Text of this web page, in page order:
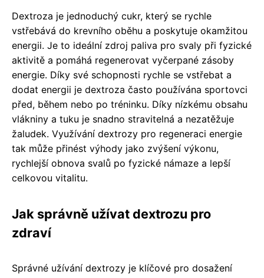
Dextroza je jednoduchý cukr, který se rychle
vstřebává do krevního oběhu a poskytuje okamžitou
energii. Je to ideální zdroj paliva pro svaly při fyzické
aktivitě a pomáhá regenerovat vyčerpané zásoby
energie. Díky své schopnosti rychle se vstřebat a
dodat energii je dextroza často používána sportovci
před, během nebo po tréninku. Díky nízkému obsahu
vlákniny a tuku je snadno stravitelná a nezatěžuje
žaludek. Využívání dextrozy pro regeneraci energie
tak může přinést výhody jako zvýšení výkonu,
rychlejší obnova svalů po fyzické námaze a lepší
celkovou vitalitu.
Jak správně užívat dextrozu pro
zdraví
Správné užívání dextrozy je klíčové pro dosažení